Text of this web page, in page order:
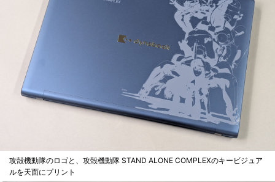
攻殻機動隊のロゴと、攻殻機動隊 STAND ALONE COMPLEXのキービジュア
ルを天面にプリント